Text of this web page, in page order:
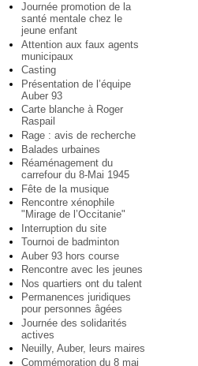
Journée promotion de la
santé mentale chez le
jeune enfant
Attention aux faux agents
municipaux
Casting
Présentation de l’équipe
Auber 93
Carte blanche à Roger
Raspail
Rage : avis de recherche
Balades urbaines
Réaménagement du
carrefour du 8-Mai 1945
Fête de la musique
Rencontre xénophile
"Mirage de l’Occitanie"
Interruption du site
Tournoi de badminton
Auber 93 hors course
Rencontre avec les jeunes
Nos quartiers ont du talent
Permanences juridiques
pour personnes âgées
Journée des solidarités
actives
Neuilly, Auber, leurs maires
Commémoration du 8 mai